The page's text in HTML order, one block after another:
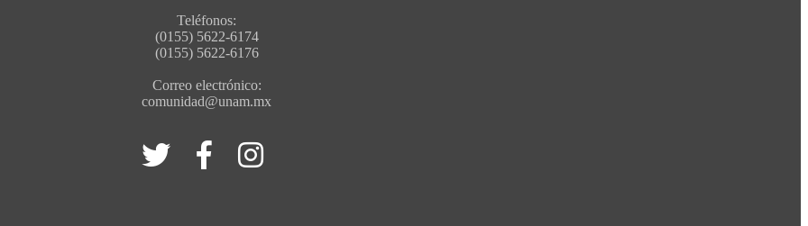
Teléfonos:
(0155) 5622-6174
(0155) 5622-6176
Correo electrónico:
comunidad@unam.mx